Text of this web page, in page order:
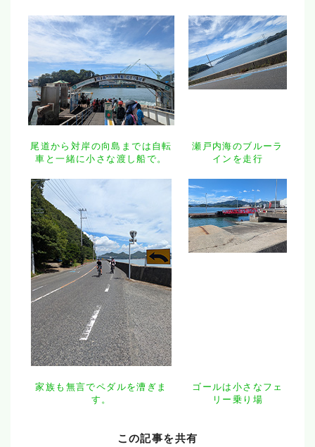
尾道から対岸の向島までは自転
車と一緒に小さな渡し船で。
瀬戸内海のブルーラ
インを走行
家族も無言でペダルを漕ぎま
す。
ゴールは小さなフェ
リー乗り場
この記事を共有